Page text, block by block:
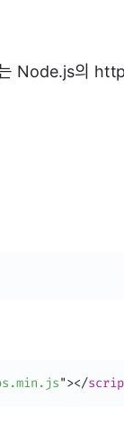
Node.js의
"></